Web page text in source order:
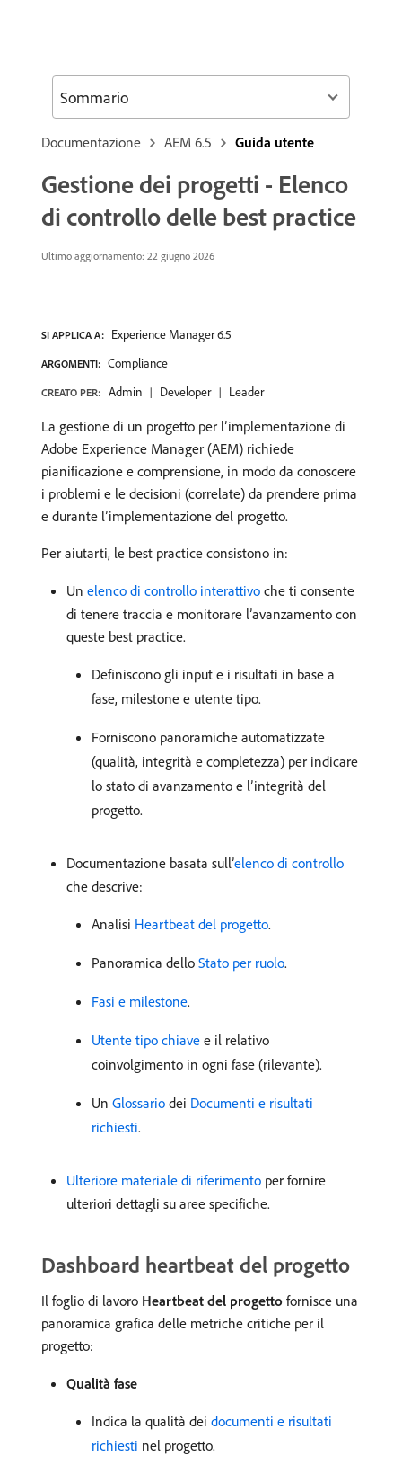
Documentazione AEM 6.5 Guida utente
Gestione dei progetti - Elenco
di controllo delle best practice
Ultimo aggiornamento: 22 giugno 2026
SI APPLICA A: Experience Manager 6.5
ARGOMENTI: Compliance
CREATO PER: Admin Developer Leader
La gestione di un progetto per l’implementazione di
Adobe Experience Manager (AEM) richiede
pianificazione e comprensione, in modo da conoscere
i problemi e le decisioni (correlate) da prendere prima
e durante l’implementazione del progetto.
Per aiutarti, le best practice consistono in:
Un elenco di controllo interattivo che ti consente
di tenere traccia e monitorare l’avanzamento con
queste best practice.
Definiscono gli input e i risultati in base a
fase, milestone e utente tipo.
Forniscono panoramiche automatizzate
(qualità, integrità e completezza) per indicare
lo stato di avanzamento e l’integrità del
progetto.
Documentazione basata sull’elenco di controllo
che descrive:
Analisi Heartbeat del progetto.
Panoramica dello Stato per ruolo.
Fasi e milestone.
Utente tipo chiave e il relativo
coinvolgimento in ogni fase (rilevante).
Un Glossario dei Documenti e risultati
richiesti.
Ulteriore materiale di riferimento per fornire
ulteriori dettagli su aree specifiche.
Dashboard heartbeat del progetto
Il foglio di lavoro Heartbeat del progetto fornisce una
panoramica grafica delle metriche critiche per il
progetto:
Qualità fase
Indica la qualità dei documenti e risultati
richiesti nel progetto.
Sommario